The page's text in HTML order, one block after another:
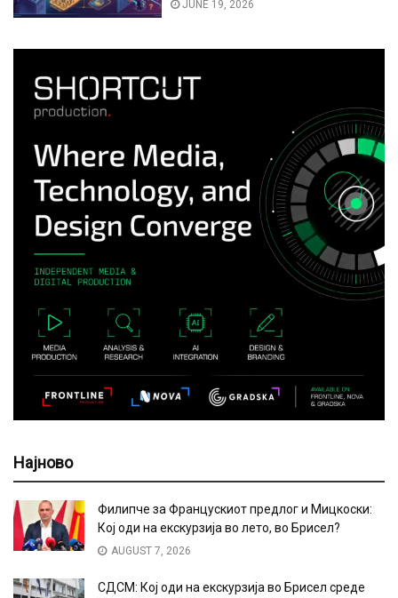
JUNE 19, 2026
Најново
Филипче за Францускиот предлог и Мицкоски:
Кој оди на екскурзија во лето, во Брисел?
AUGUST 7, 2026
СДСМ: Кој оди на екскурзија во Брисел среде